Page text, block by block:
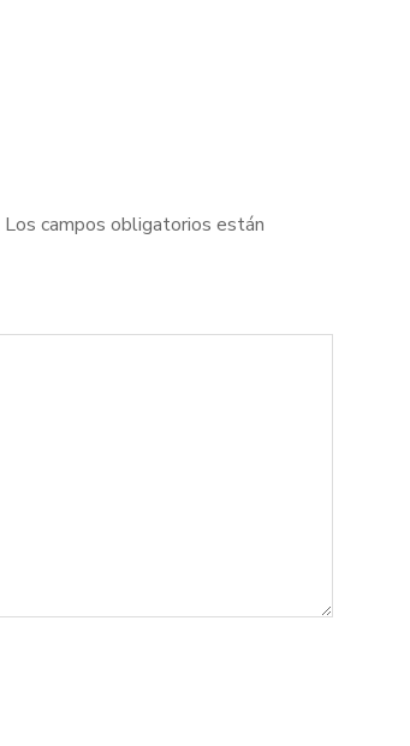
Los campos obligatorios están